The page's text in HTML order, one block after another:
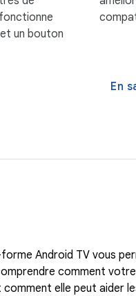
un bouton
En
Android TV vous
comment
elle peut aider